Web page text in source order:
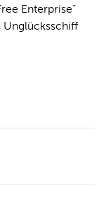
Enterprise“
Unglücksschiff